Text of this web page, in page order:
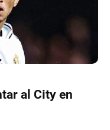
al City en